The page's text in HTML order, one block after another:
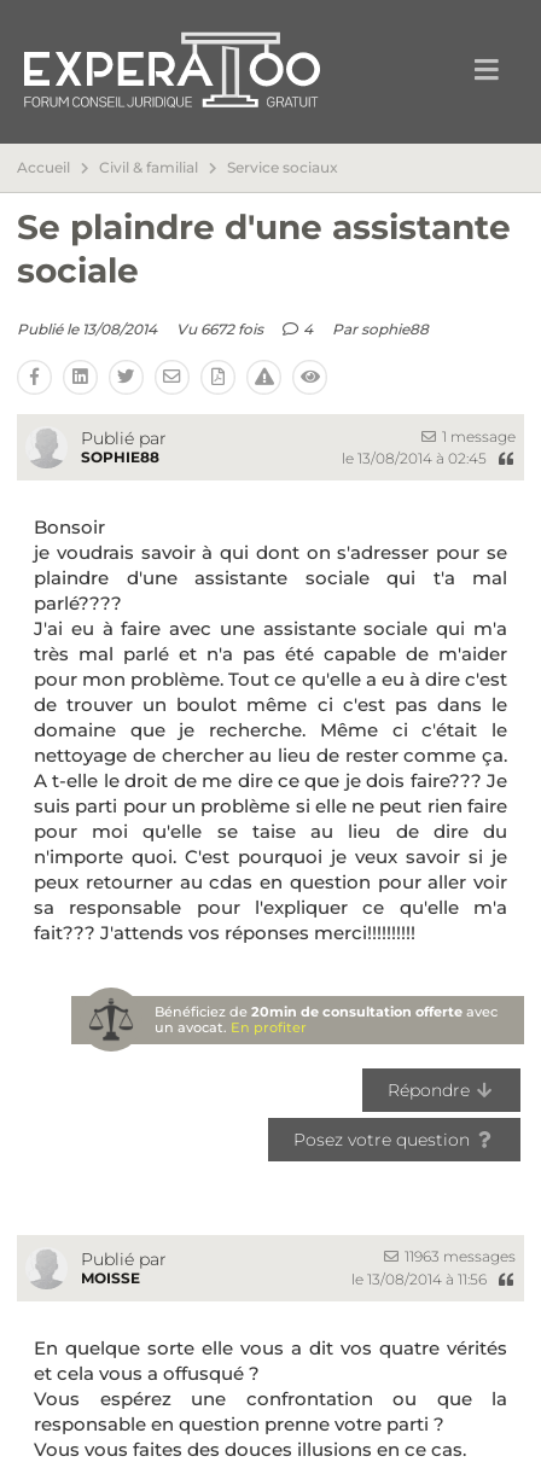
Accueil Civil & familial Service sociaux
Se plaindre d'une assistante
sociale
Publié le 13/08/2014 Vu 6672 fois 4 Parsophie88
Publié par
SOPHIE88
1 message
le 13/08/2014 à 02:45
Bonsoir
je voudrais savoir à qui dont on s'adresser pour se
plaindre d'une assistante sociale qui t'a mal
parlé????
J'ai eu à faire avec une assistante sociale qui m'a
très mal parlé et n'a pas été capable de m'aider
pour mon problème. Tout ce qu'elle a eu à dire c'est
de trouver un boulot même ci c'est pas dans le
domaine que je recherche. Même ci c'était le
nettoyage de chercher au lieu de rester comme ça.
A t-elle le droit de me dire ce que je dois faire??? Je
suis parti pour un problème si elle ne peut rien faire
pour moi qu'elle se taise au lieu de dire du
n'importe quoi. C'est pourquoi je veux savoir si je
peux retourner au cdas en question pour aller voir
sa responsable pour l'expliquer ce qu'elle m'a
fait??? J'attends vos réponses merci!!!!!!!!!!
Bénéficiez de20min de consultation offerte avec
un avocat. En profiter
Répondre
Posez votre question
Publié par
MOISSE
11963 messages
le 13/08/2014 à 11:56
En quelque sorte elle vous a dit vos quatre vérités
et cela vous a offusqué ?
Vous espérez une confrontation ou que la
responsable en question prenne votre parti ?
Vous vous faites des douces illusions en ce cas.